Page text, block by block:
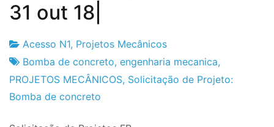
31 out 18|
Fabrica
do
Projeto
28
de
Junho
Acesso N1, Projetos Mecânicos
Bomba de concreto, engenharia mecanica,
PROJETOS MECÂNICOS, Solicitação de Projeto:
Bomba de concreto